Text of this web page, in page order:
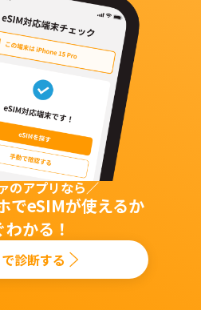
のアプリなら／
でeSIMが使えるか
わかる！
診断する